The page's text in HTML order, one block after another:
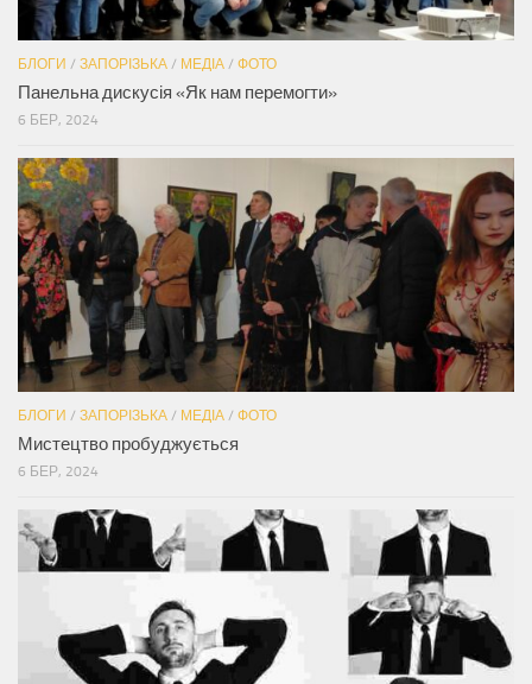
БЛОГИ / ЗАПОРІЗЬКА / МЕДІА / ФОТО
Панельна дискусія «Як нам перемогти»
6 БЕР, 2024
БЛОГИ / ЗАПОРІЗЬКА / МЕДІА / ФОТО
Мистецтво пробуджується
6 БЕР, 2024